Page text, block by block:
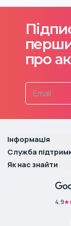
про
Інформація
Служба
Як нас знайти
4.9